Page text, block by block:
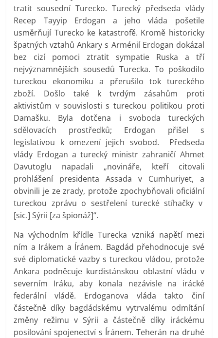
tratit sousední Turecko. Turecký předseda vlády
Recep Tayyip Erdogan a jeho vláda pošetile
usměrňují Turecko ke katastrofě. Kromě historicky
špatných vztahů Ankary s Arménií Erdogan dokázal
bez cizí pomoci ztratit sympatie Ruska a tří
nejvýznamnějších sousedů Turecka. To poškodilo
tureckou ekonomiku a přerušilo tok tureckého
zboží. Došlo také k tvrdým zásahům proti
aktivistům v souvislosti s tureckou politikou proti
Damašku. Byla dotčena i svoboda tureckých
sdělovacích prostředků; Erdogan přišel s
legislativou k omezení jejich svobod. Předseda
vlády Erdogan a turecký ministr zahraničí Ahmet
Davutoglu napadali „novináře, kteří citovali
prohlášení presidenta Assada v Cumhuriyet, a
obvinili je ze zrady, protože zpochybňovali oficiální
tureckou zprávu o sestřelení turecké stíhačky v
[sic.] Sýrii [za špionáž]“.
Na východním křídle Turecka vzniká napětí mezi
ním a Irákem a Íránem. Bagdád přehodnocuje své
své diplomatické vazby s tureckou vládou, protože
Ankara podněcuje kurdistánskou oblastní vládu v
severním Iráku, aby konala nezávisle na irácké
federální vládě. Erdoganova vláda takto činí
částečně díky bagdádskému vytrvalému odmítání
změny režimu v Sýrii a částečně díky iráckému
posilování spojenectví s Íránem. Teherán na druhé